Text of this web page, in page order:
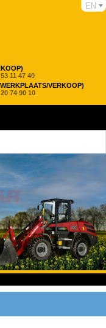
11 47 40
VERKOOP)
74 90 10
EN